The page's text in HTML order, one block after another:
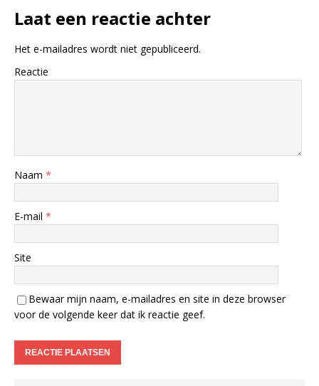
Laat een reactie achter
Het e-mailadres wordt niet gepubliceerd.
Reactie
Naam *
E-mail *
Site
Bewaar mijn naam, e-mailadres en site in deze browser
voor de volgende keer dat ik reactie geef.